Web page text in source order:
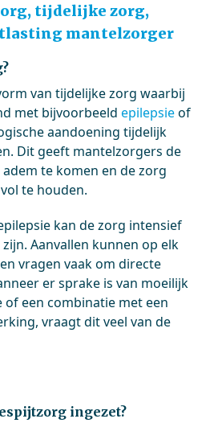
tijdelijke zorg,
mantelzorger
van tijdelijke zorg waarbij
met bijvoorbeeldepilepsieof
aandoening tijdelijk
Dit geeft mantelzorgers de
te komen en de zorg
te houden.
kan de zorg intensief
Aanvallen kunnen op elk
vragen vaak om directe
er sprake is van moeilijk
of een combinatie met een
vraagt dit veel van de
ingezet?